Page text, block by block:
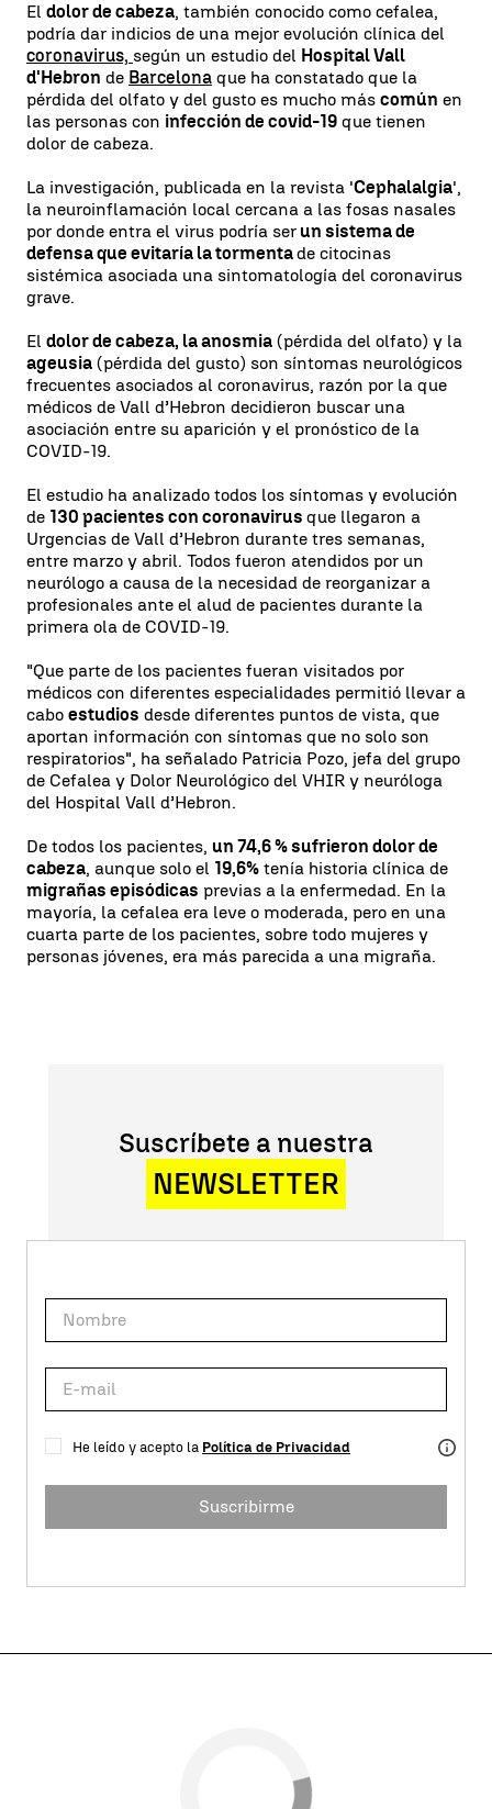
El dolor de cabeza, también conocido como cefalea,
podría dar indicios de una mejor evolución clínica del
coronavirus, según un estudio del Hospital Vall
d'Hebron de Barcelona que ha constatado que la
pérdida del olfato y del gusto es mucho más común en
las personas con infección de covid-19 que tienen
dolor de cabeza.
La investigación, publicada en la revista 'Cephalalgia',
la neuroinflamación local cercana a las fosas nasales
por donde entra el virus podría ser un sistema de
defensa que evitaría la tormentade citocinas
sistémica asociada una sintomatología del coronavirus
grave.
El dolor de cabeza, la anosmia (pérdida del olfato) y la
ageusia (pérdida del gusto) son síntomas neurológicos
frecuentes asociados al coronavirus, razón por la que
médicos de Vall d’Hebron decidieron buscar una
asociación entre su aparición y el pronóstico de la
COVID-19.
El estudio ha analizado todos los síntomas y evolución
de 130 pacientes con coronavirus que llegaron a
Urgencias de Vall d’Hebron durante tres semanas,
entre marzo y abril. Todos fueron atendidos por un
neurólogo a causa de la necesidad de reorganizar a
profesionales ante el alud de pacientes durante la
primera ola de COVID-19.
"Que parte de los pacientes fueran visitados por
médicos con diferentes especialidades permitió llevar a
cabo estudios desde diferentes puntos de vista, que
aportan información con síntomas que no solo son
respiratorios", ha señalado Patricia Pozo, jefa del grupo
de Cefalea y Dolor Neurológico del VHIR y neuróloga
del Hospital Vall d’Hebron.
De todos los pacientes, un 74,6 % sufrieron dolor de
cabeza, aunque solo el 19,6% tenía historia clínica de
migrañas episódicas previas a la enfermedad. En la
mayoría, la cefalea era leve o moderada, pero en una
cuarta parte de los pacientes, sobre todo mujeres y
personas jóvenes, era más parecida a una migraña.
Suscríbete a nuestra
NEWSLETTER
He leído y acepto la Política de Privacidad
Suscribirme